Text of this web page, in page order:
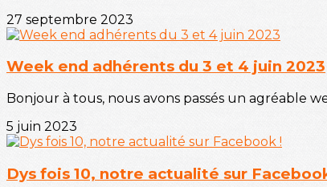
27 septembre 2023
Week end adhérents du 3 et 4 juin 2023
Bonjour à tous, nous avons passés un agréable
5 juin 2023
Dys fois 10, notre actualité sur